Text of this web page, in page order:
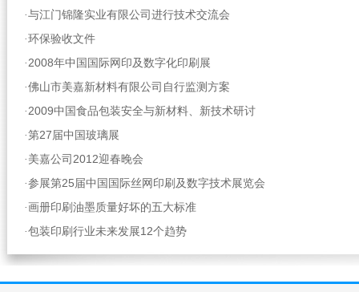
·与江门锦隆实业有限公司进行技术交流会
·环保验收文件
· 2008年中国国际网印及数字化印刷展
·佛山市美嘉新材料有限公司自行监测方案
· 2009中国食品包装安全与新材料、新技术研讨
·第27届中国玻璃展
· 美嘉公司2012迎春晚会
·参展第25届中国国际丝网印刷及数字技术展览会
·画册印刷油墨质量好坏的五大标准
·包装印刷行业未来发展12个趋势